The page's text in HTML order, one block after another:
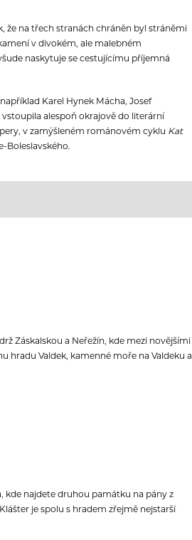
že na třech stranách chráněn byl stráněmi
v divokém, ale malebném
naskytuje se cestujícímu příjemná
Karel Hynek Mácha, Josef
alespoň okrajově do literární
v zamýšleném románovém cyklu Kat
Boleslavského.
Záskalskou a Neřežín, kde mezi novějšími
hradu Valdek, kamenné moře na Valdeku a
kde najdete druhou památku na pány z
je spolu s hradem zřejmě nejstarší